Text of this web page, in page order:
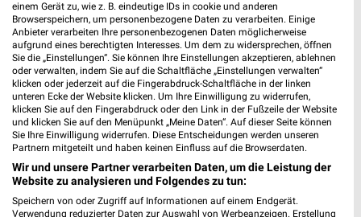
Ernsting's family Schmölln
Markt 10-13
04626 Schmölln
Heute 09:00 - 20:00 Uhr | Geöffnet
194,72 km
Rossmann Zeitz
Wendische Str. 14
06712 Zeitz
Heute 08:00 - 19:00 Uhr | Geöffnet
einem Gerät zu, wie z. B. eindeutige IDs in cookie und anderen
Browserspeichern, um personenbezogene Daten zu verarbeiten. Einige
Anbieter verarbeiten Ihre personenbezogenen Daten möglicherweise
aufgrund eines berechtigten Interesses. Um dem zu widersprechen, öffnen
Sie die „Einstellungen“. Sie können Ihre Einstellungen akzeptieren, ablehnen
oder verwalten, indem Sie auf die Schaltfläche „Einstellungen verwalten“
klicken oder jederzeit auf die Fingerabdruck-Schaltfläche in der linken
unteren Ecke der Website klicken. Um Ihre Einwilligung zu widerrufen,
klicken Sie auf den Fingerabdruck oder den Link in der Fußzeile der Website
und klicken Sie auf den Menüpunkt „Meine Daten“. Auf dieser Seite können
Sie Ihre Einwilligung widerrufen. Diese Entscheidungen werden unseren
Partnern mitgeteilt und haben keinen Einfluss auf die Browserdaten.
Wir und unsere Partner verarbeiten Daten, um die Leistung der
Website zu analysieren und Folgendes zu tun:
Speichern von oder Zugriff auf Informationen auf einem Endgerät.
Verwendung reduzierter Daten zur Auswahl von Werbeanzeigen. Erstellung